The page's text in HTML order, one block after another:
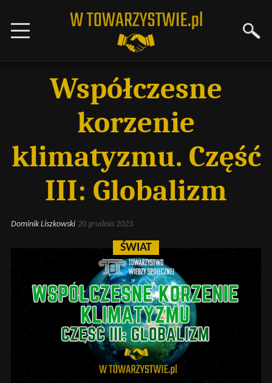
Współczesne
korzenie
klimatyzmu. Część
III: Globalizm
Dominik Liszkowski 20 grudnia 2023
ŚWIAT